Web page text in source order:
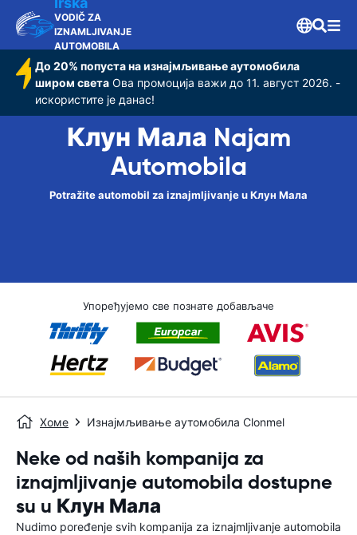
VODIČ ZA
IZNAMLJIVANJE
AUTOMOBILA
До 20% попуста на изнајмљивање аутомобила
широм света Ова промоција важи до 11. август 2026. -
искористите је данас!
Клун Мала Najam
Automobila
Potražite automobil za iznajmljivanje u Клун Мала
Упоређујемо све познате добављаче
Хоме Изнајмљивање аутомобила Clonmel
Neke od naših kompanija za
iznajmljivanje automobila dostupne
su u Клун Мала
Nudimo poređenje svih kompanija za iznajmljivanje automobila